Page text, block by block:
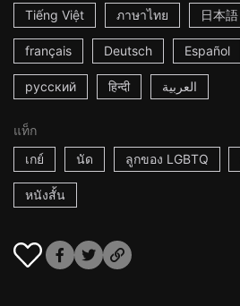
Tiếng Việt ภาษาไทย 日本語
français Deutsch Español
русский हिन्दी العربية
แท็ก
เกย์
นัด ลูกของ LGBTQ
หนังสั้น